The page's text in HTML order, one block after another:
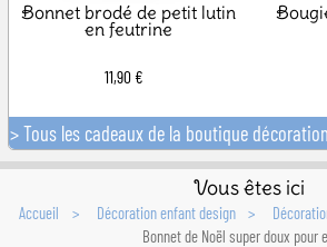
Bonnet brodé de petit lutin
en feutrine
11,90 €
> Tous les cadeaux de la boutique
Vous êtes ici
Accueil Décoration enfant design
Bonnet de Noël super doux pour